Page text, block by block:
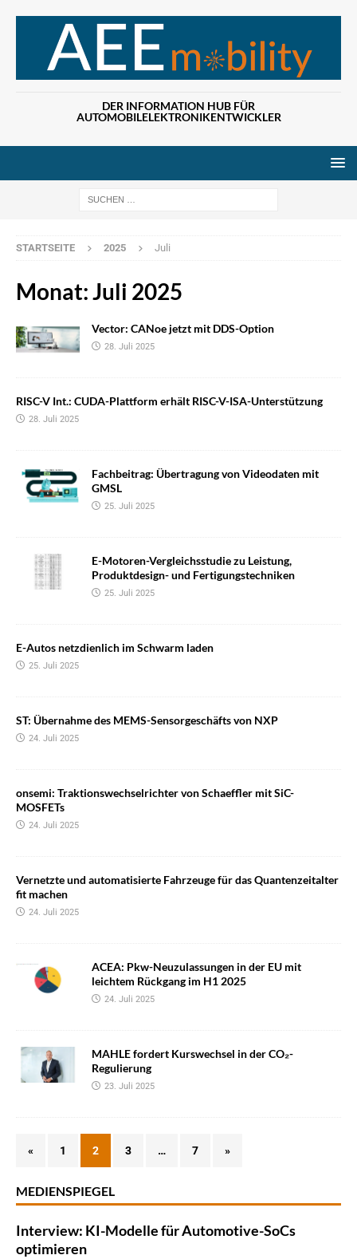
DER INFORMATION HUB FÜR
AUTOMOBILELEKTRONIKENTWICKLER
STARTSEITE 2025 Juli
Monat:Juli 2025
Vector: CANoe jetzt mit DDS-Option
28. Juli 2025
RISC-V Int.: CUDA-Plattform erhält RISC-V-ISA-Unterstützung
28. Juli 2025
Fachbeitrag: Übertragung von Videodaten mit
GMSL
25. Juli 2025
E-Motoren-Vergleichsstudie zu Leistung,
Produktdesign- und Fertigungstechniken
25. Juli 2025
E-Autos netzdienlich im Schwarm laden
25. Juli 2025
ST: Übernahme des MEMS-Sensorgeschäfts von NXP
24. Juli 2025
onsemi: Traktionswechselrichter von Schaeffler mit SiC-
MOSFETs
24. Juli 2025
Vernetzte und automatisierte Fahrzeuge für das Quantenzeitalter
fit machen
24. Juli 2025
ACEA: Pkw-Neuzulassungen in der EU mit
leichtem Rückgang im H1 2025
24. Juli 2025
MAHLE fordert Kurswechsel in der CO₂-
Regulierung
23. Juli 2025
« 1 2 3 … 7 »
MEDIENSPIEGEL
Interview: KI-Modelle für Automotive-SoCs
optimieren